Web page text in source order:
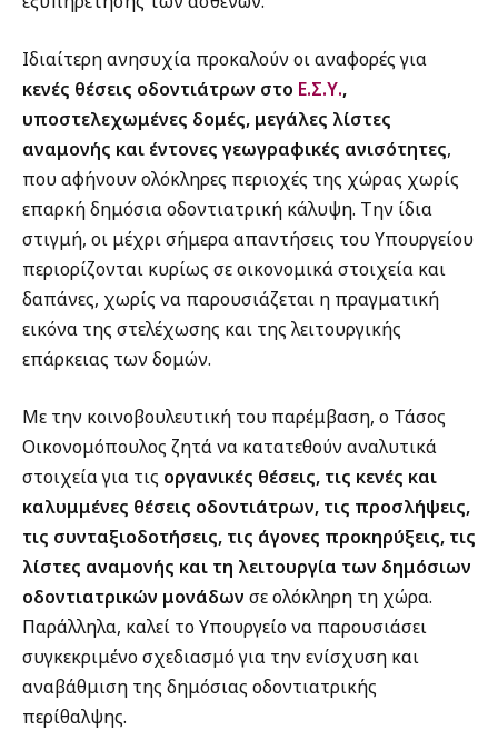
Ιδιαίτερη ανησυχία προκαλούν οι αναφορές για
κενές θέσεις οδοντιάτρων στο Ε.Σ.Υ.,
υποστελεχωμένες δομές, μεγάλες λίστες
αναμονής και έντονες γεωγραφικές ανισότητες,
που αφήνουν ολόκληρες περιοχές της χώρας χωρίς
επαρκή δημόσια οδοντιατρική κάλυψη. Την ίδια
στιγμή, οι μέχρι σήμερα απαντήσεις του Υπουργείου
περιορίζονται κυρίως σε οικονομικά στοιχεία και
δαπάνες, χωρίς να παρουσιάζεται η πραγματική
εικόνα της στελέχωσης και της λειτουργικής
επάρκειας των δομών.
Με την κοινοβουλευτική του παρέμβαση, ο Τάσος
Οικονομόπουλος ζητά να κατατεθούν αναλυτικά
στοιχεία για τις οργανικές θέσεις, τις κενές και
καλυμμένες θέσεις οδοντιάτρων, τις προσλήψεις,
τις συνταξιοδοτήσεις, τις άγονες προκηρύξεις, τις
λίστες αναμονής και τη λειτουργία των δημόσιων
οδοντιατρικών μονάδων σε ολόκληρη τη χώρα.
Παράλληλα, καλεί το Υπουργείο να παρουσιάσει
συγκεκριμένο σχεδιασμό για την ενίσχυση και
αναβάθμιση της δημόσιας οδοντιατρικής
περίθαλψης.